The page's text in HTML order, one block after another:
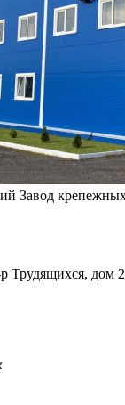
Завод
Трудящихся, дом